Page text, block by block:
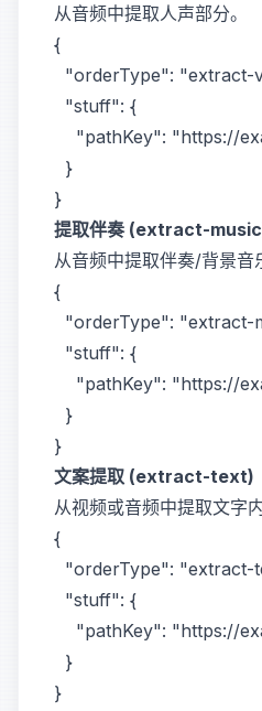
从音频中提取人声部分。
{
"orderType": "extract-
  "stuff": {
"pathKey":
  }
提取伴奏 (extract-
从音频中提取伴奏/背景音
{
"orderType": "extract-
  "stuff": {
"pathKey":
  }
文案提取 (extract-text)
从视频或音频中提取文字内
{
"orderType": "extract-
  "stuff": {
"pathKey":
  }